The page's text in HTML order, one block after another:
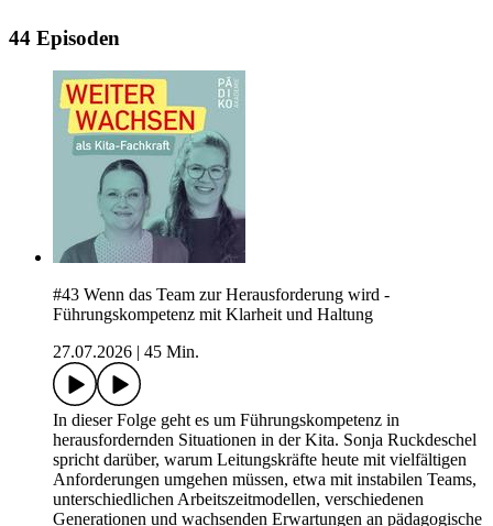
44 Episoden
#43 Wenn das Team zur Herausforderung wird -
Führungskompetenz mit Klarheit und Haltung
27.07.2026
45 Min.
In dieser Folge geht es um Führungskompetenz in
herausfordernden Situationen in der Kita. Sonja Ruckdeschel
spricht darüber, warum Leitungskräfte heute mit vielfältigen
Anforderungen umgehen müssen, etwa mit instabilen Teams,
unterschiedlichen Arbeitszeitmodellen, verschiedenen
Generationen und wachsenden Erwartungen an pädagogische